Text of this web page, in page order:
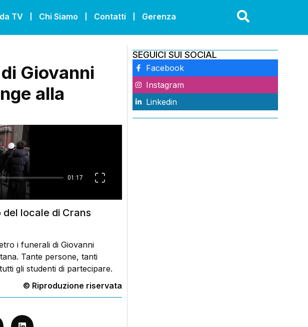
TV Chi Siamo Contatti Gerenza
Giovanni
alla
del locale di Crans
i funerali di Giovanni
Tante persone, tanti
gli studenti di partecipare.
© Riproduzione riservata
SEGUICI SUI SOCIAL
Facebook
Instagram
Linkedin